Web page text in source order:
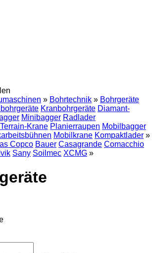
» Bohrtechnik » Bohrgeräte
Kranbohrgeräte Diamant-
Minibagger Radlader
Krane Planierraupen Mobilbagger
Mobilkrane Kompaktlader »
Copco Bauer Casagrande Comacchio
Sany Soilmec XCMG »